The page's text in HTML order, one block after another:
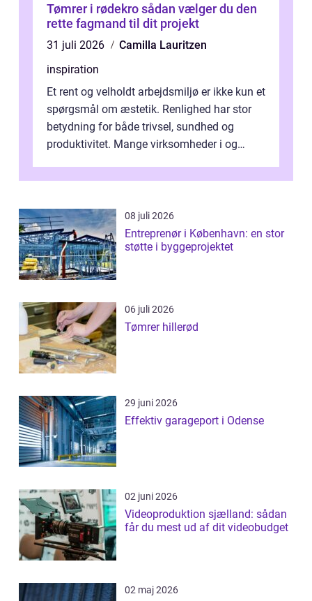
Tømrer i rødekro sådan vælger du den
rette fagmand til dit projekt
31 juli 2026
Camilla Lauritzen
inspiration
Et rent og velholdt arbejdsmiljø er ikke kun et
spørgsmål om æstetik. Renlighed har stor
betydning for både trivsel, sundhed og
produktivitet. Mange virksomheder i og
08 juli 2026
Entreprenør i København: en stor
støtte i byggeprojektet
06 juli 2026
Tømrer hillerød
29 juni 2026
Effektiv garageport i Odense
02 juni 2026
Videoproduktion sjælland: sådan
får du mest ud af dit videobudget
02 maj 2026